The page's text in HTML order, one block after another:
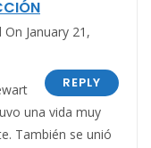
On January 21,
REPLY
una vida muy
También se unió